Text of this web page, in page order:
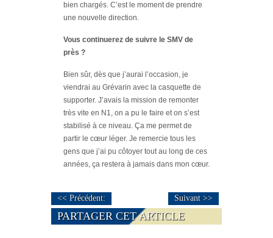
bien chargés. C’est le moment de prendre
une nouvelle direction.
Vous continuerez de suivre le SMV de
près ?
Bien sûr, dès que j’aurai l’occasion, je
viendrai au Grévarin avec la casquette de
supporter. J’avais la mission de remonter
très vite en N1, on a pu le faire et on s’est
stabilisé à ce niveau. Ça me permet de
partir le cœur léger. Je remercie tous les
gens que j’ai pu côtoyer tout au long de ces
années, ça restera à jamais dans mon cœur.
<< Précédent: Suivant >>
PARTAGER CET ARTICLE